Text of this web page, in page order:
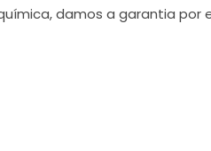
damos a garantia por